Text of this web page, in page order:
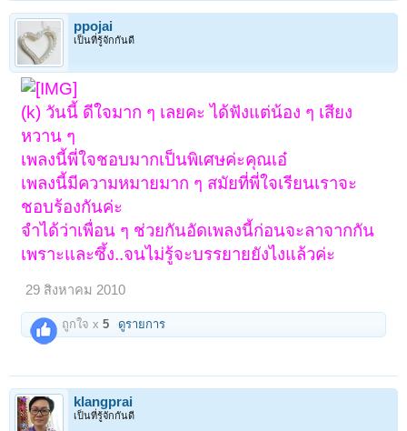
ppojai
เป็นที่รู้จักกันดี
(k) วันนี้ ดีใจมาก ๆ เลยคะ ได้ฟังแต่น้อง ๆ เสียง
หวาน ๆ
เพลงนี้พี่ใจชอบมากเป็นพิเศษค่ะคุณเอ๋
เพลงนี้มีความหมายมาก ๆ สมัยที่พี่ใจเรียนเราจะ
ชอบร้องกันค่ะ
จำได้ว่าเพื่อน ๆ ช่วยกันอัดเพลงนี้ก่อนจะลาจากกัน
เพราะและซึ้ง..จนไม่รู้จะบรรยายยังไงแล้วค่ะ
29 สิงหาคม 2010
ถูกใจ x5 ดูรายการ
klangprai
เป็นที่รู้จักกันดี